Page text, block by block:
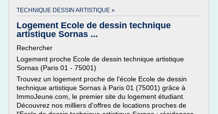
TECHNIQUE DESSIN ARTISTIQUE »
Logement Ecole de dessin technique
artistique Sornas ...
Rechercher
Logement proche Ecole de dessin technique artistique
Sornas (Paris 01 - 75001)
Trouvez un logement proche de l'école Ecole de dessin
technique artistique Sornas à Paris 01 (75001) grâce à
ImmoJeune.com, le premier site du logement étudiant.
Découvrez nos milliers d'offres de locations proches de